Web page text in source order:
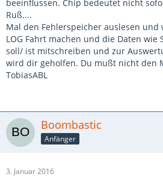
beeinflussen. Chip bedeutet nicht
Ruß....
Mal den Fehlerspeicher auslesen und
LOG Fahrt machen und die Daten wie
soll/ ist mitschreiben und zur
wird dir geholfen. Du mußt nicht den
TobiasABL
Boombastic
Anfänger
3. Januar 2016